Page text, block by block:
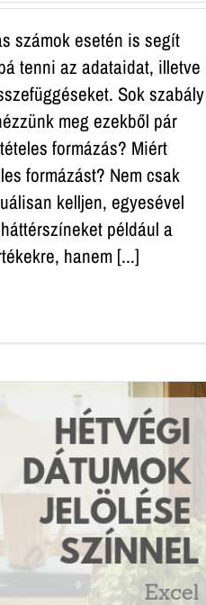
számok esetén is segít
tenni az adataidat, illetve
Sok szabály
meg ezekből pár
formázás? Miért
formázást? Nem csak
kelljen, egyesével
például a
hanem [...]